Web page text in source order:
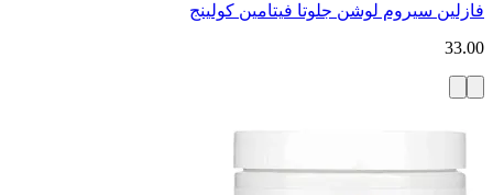
فازلين سيروم لوشن جلوتا فيتامين كولينج
33.00